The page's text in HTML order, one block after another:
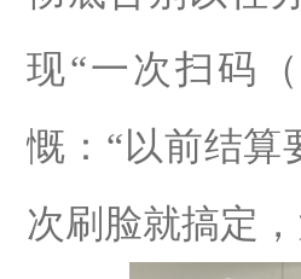
现“一次扫码
慨： “以前结算
次刷脸就搞定